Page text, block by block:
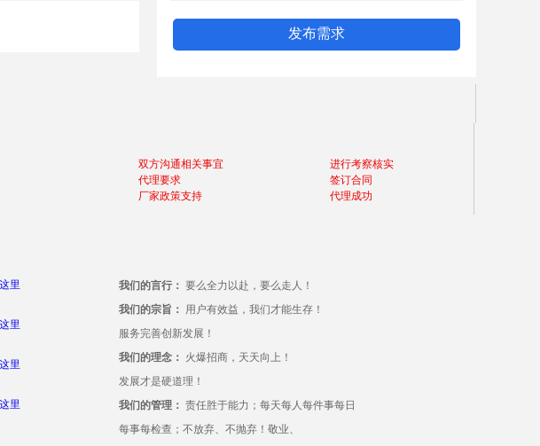
双方沟通相关事宜
代理要求
厂家政策支持
进行考察核实
签订合同
代理成功
我们的言行： 要么全力以赴，要么走人！
我们的宗旨： 用户有效益，我们才能生存！
服务完善创新发展！
我们的理念： 火爆招商，天天向上！
发展才是硬道理！
我们的管理： 责任胜于能力；每天每人每件事每日
每事每检查；不放弃、不抛弃！敬业、